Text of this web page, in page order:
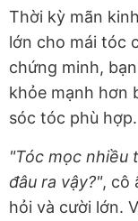
Thời kỳ mãn
lớn cho mái tóc
chứng minh,
khỏe mạnh hơn
sóc tóc phù hợp.
"Tóc mọc nhiều
đâu ra vậy?", cô
hỏi và cười lớn.